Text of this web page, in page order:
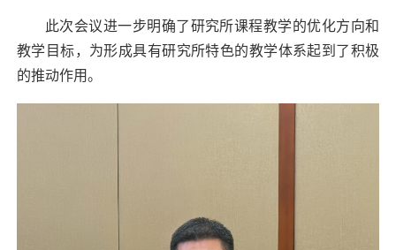
此次会议进一步明确了研究所课程教学的优化方向和
教学目标，为形成具有研究所特色的教学体系起到了积极
的推动作用。